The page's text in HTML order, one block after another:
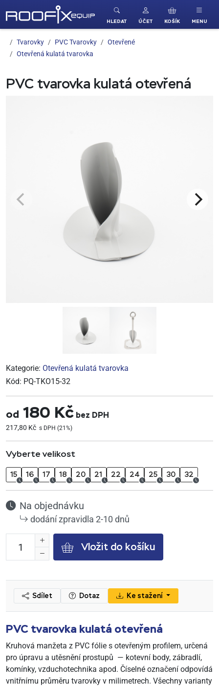
HLEDAT ÚČET KOŠÍK MENU
Tvarovky PVC Tvarovky
Otevřené
Otevřená kulatá tvarovka
PVC tvarovka kulatá otevřená
Kategorie: Otevřená kulatá tvarovka
Kód: PQ-TKO15-32
od 180 Kč bez DPH
217,80 Kč s DPH (21%)
Vyberte velikost
15 16 17 18 20 21 22 24 25 30 32
Na objednávku
dodání zpravidla 2-10 dnů
Vložit do košíku
Sdílet Dotaz Ke stažení
PVC tvarovka kulatá otevřená
Kruhová manžeta z PVC fólie s otevřeným profilem, určená
pro úpravu a utěsnění prostupů — kotevní body, zábradlí,
komínky, vzduchotechnika apod. Číselné označení odpovídá
vnitřnímu průměru tvarovky v milimetrech. Všechny varianty